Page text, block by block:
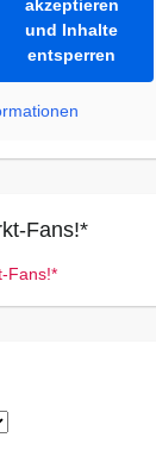
akzeptieren
und Inhalte
entsperren
Fans!*